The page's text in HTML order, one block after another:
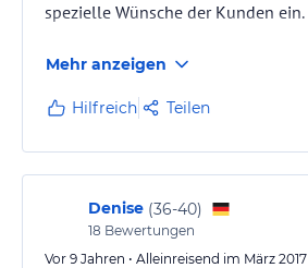
spezielle Wünsche der Kunden ein.
Mehr anzeigen
Hilfreich Teilen
Denise (36-40)
18 Bewertungen
Vor 9 Jahren • Alleinreisend im März 2017